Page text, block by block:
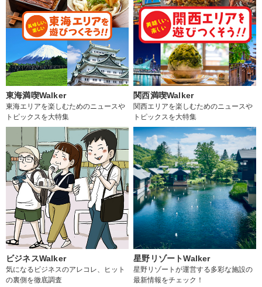
東海満喫Walker
東海エリアを楽しむためのニュースや
トピックスを大特集
関西満喫Walker
関西エリアを楽しむためのニュースや
トピックスを大特集
ビジネスWalker
気になるビジネスのアレコレ、ヒット
の裏側を徹底調査
星野リゾートWalker
星野リゾートが運営する多彩な施設の
最新情報をチェック！